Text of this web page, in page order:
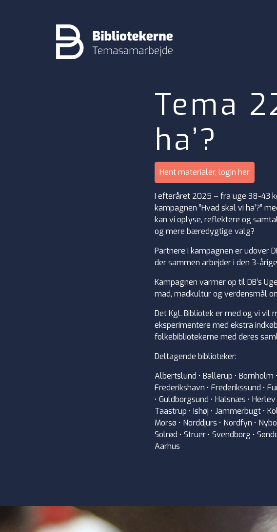
Tema
ha’?
Hent materialer, login her
I efteråret 2025 – fra uge 38-43
kampagnen ”Hvad skal vi ha’?”
kan vi oplyse, reflektere og
og mere bæredygtige valg?
Partnere i kampagnen er udover
der sammen arbejder i den 3-
Kampagnen varmer op til DB’s
mad, madkultur og verdensmål
Det Kgl. Bibliotek er med og vi vil
eksperimentere med ekstra
folkebibliotekerne med deres
Deltagende biblioteker:
Albertslund • Ballerup • Bornholm
Frederikshavn • Frederikssund •
• Guldborgsund • Halsnæs •
Taastrup • Ishøj • Jammerbugt •
Morsø • Norddjurs • Nordfyn •
Solrød • Struer • Svendborg •
Aarhus